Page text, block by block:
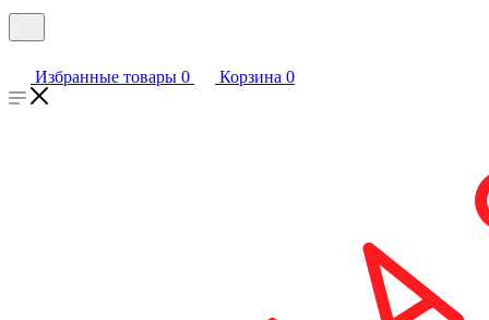
Избранные товары 0 Корзина 0